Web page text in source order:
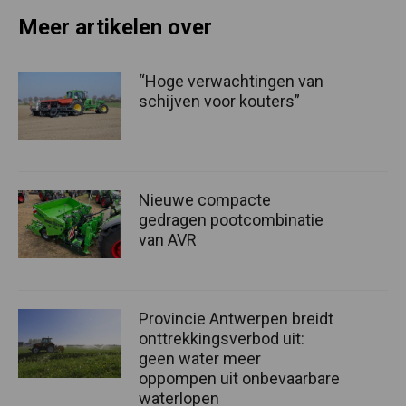
Meer artikelen over
“Hoge verwachtingen van
schijven voor kouters”
Nieuwe compacte
gedragen pootcombinatie
van AVR
Provincie Antwerpen breidt
onttrekkingsverbod uit:
geen water meer
oppompen uit onbevaarbare
waterlopen